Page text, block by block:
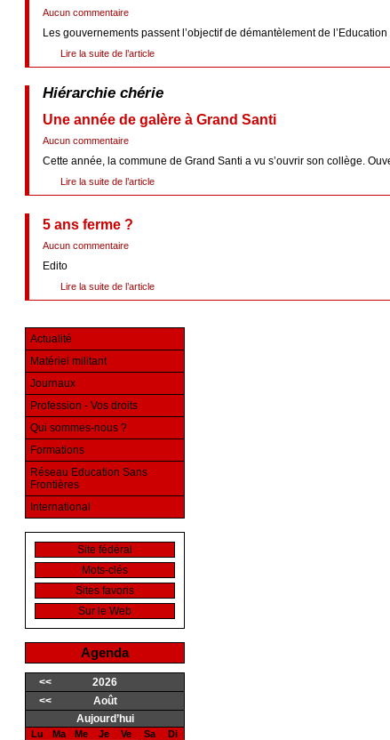
Aucun commentaire
Les gouvernements passent l’objectif de démantèlement de
Lire la suite de l’article
Hiérarchie chérie
Une année de galère à Grand Santi
Aucun commentaire
Cette année, la commune de Grand Santi a vu s’ouvrir son collège.
Lire la suite de l’article
5 ans ferme ?
Aucun commentaire
Edito
Lire la suite de l’article
Actualité
Matériel militant
Journaux
Profession - Vos droits
Qui sommes-nous ?
Formations
Réseau Education Sans
Frontières
International
Site fédéral
Mots-clés
Sites favoris
Sur le Web
Agenda
<<
2026
<<
Août
Aujourd’hui
Lu Ma Me Je Ve Sa
Di